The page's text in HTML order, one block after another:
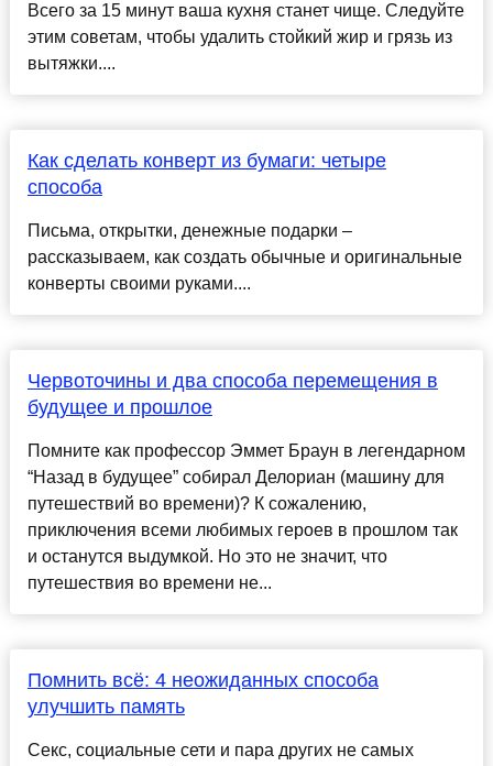
Всего за 15 минут ваша кухня станет чище. Следуйте
этим советам, чтобы удалить стойкий жир и грязь из
вытяжки....
Как сделать конверт из бумаги: четыре
способа
Письма, открытки, денежные подарки –
рассказываем, как создать обычные и оригинальные
конверты своими руками....
Червоточины и два способа перемещения в
будущее и прошлое
Помните как профессор Эммет Браун в легендарном
“Назад в будущее” собирал Делориан (машину для
путешествий во времени)? К сожалению,
приключения всеми любимых героев в прошлом так
и останутся выдумкой. Но это не значит, что
путешествия во времени не...
Помнить всё: 4 неожиданных способа
улучшить память
Секс, социальные сети и пара других не самых